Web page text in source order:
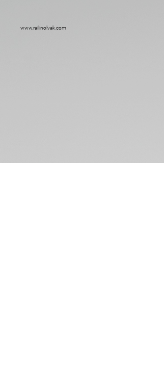
www.railinolvak.com